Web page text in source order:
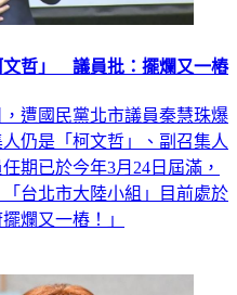
文哲」 議員批：擺爛又一樁
遭國民黨北市議員秦慧珠爆
仍是「柯文哲」、副召集人
期已於今年3月24日屆滿，
台北市大陸小組」目前處於
爛又一樁！」